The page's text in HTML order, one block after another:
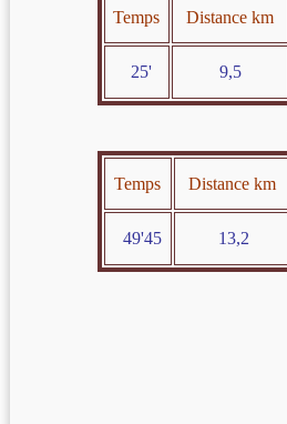
Temps Distance km
25' 9,5
Temps Distance km
49'45 13,2